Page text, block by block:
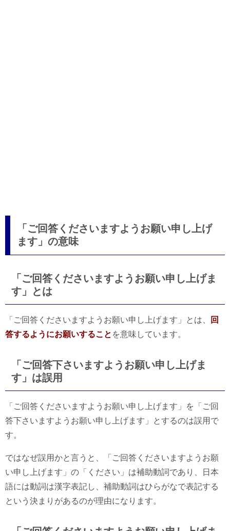
「ご回答くださいますようお願い申し上げ
ます」の意味
「ご回答くださいますようお願い申し上げま
す」とは
「ご回答くださいますようお願い申し上げます」とは、
回
答するようにお願いすること を意味しています。
「ご回答下さいますようお願い申し上げま
す」は誤用
「ご回答くださいますようお願い申し上げます」を「ご回
答下さいますようお願い申し上げます」とするのは誤用で
す。
ではなぜ誤用かと言うと、「ご回答くださいますようお願
い申し上げます」の「ください」は補助動詞であり、日本
語には動詞は漢字表記し、補助動詞はひらがなで表記する
という決まりがあるのが理由になります。